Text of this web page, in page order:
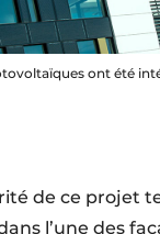
ont été
de ce projet
l’une des